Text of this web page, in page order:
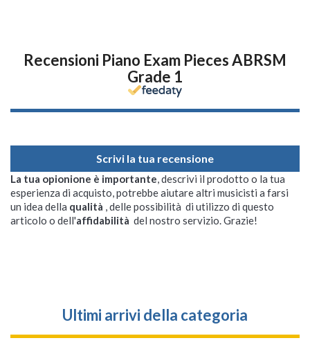
Recensioni Piano Exam Pieces ABRSM
Grade 1
Scrivi la tua recensione
La tua opionione è importante, descrivi il prodotto o la tua
esperienza di acquisto, potrebbe aiutare altri musicisti a farsi
un idea della qualità , delle possibilità di utilizzo di questo
articolo o dell'affidabilità del nostro servizio. Grazie!
Ultimi arrivi della categoria